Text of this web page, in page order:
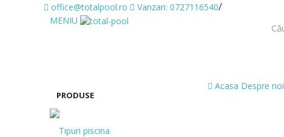
office@totalpool.ro Vanzari: 0727116540/
MENIU
PRODUSE
Tipuri piscina
Acasa Despre noi